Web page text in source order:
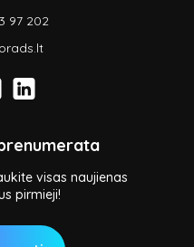
97 202
visas naujienas
pirmieji!